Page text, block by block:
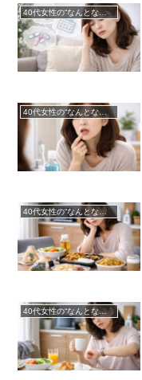
40代女性の“なんとなく不調”を整える｜栄養不足を見直すための総まとめ！
40代女性の“なんとなく不調”を整える｜栄養不足を見直すための総まとめ！
40代女性の“なんとなく不調”を整える｜栄養不足を見直すための総まとめ！
40代女性の“なんとなく不調”を整える｜栄養不足を見直すための総まとめ！